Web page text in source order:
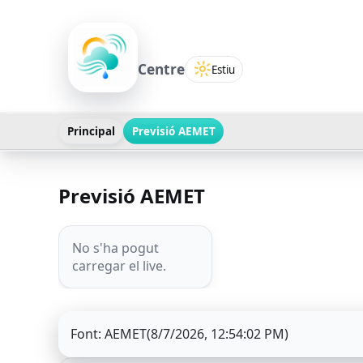
Centre Estiu
Principal Previsió AEMET
Previsió AEMET
No s'ha pogut
carregar el live.
Font: AEMET(8/7/2026, 12:54:02 PM)